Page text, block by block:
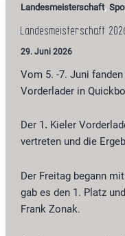
Landesmeisterschaft,
Landesmeisterschaft
29. Juni 2026
Vom 5. -7. Juni
Vorderlader in
Der 1 . Kieler
vertreten und die
Der Freitag begann
gab es den 1. Platz
Frank Zonak.